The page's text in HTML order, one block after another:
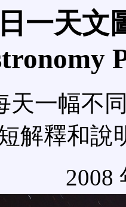
一天文
天一幅不
解釋和說
2008